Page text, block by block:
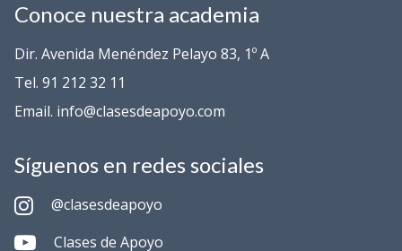
Conoce nuestra academia
Dir. Avenida Menéndez Pelayo 83, 1º A
Tel. 91 212 32 11
Email. info@clasesdeapoyo.com
Síguenos en redes sociales
@clasesdeapoyo
Clases de Apoyo